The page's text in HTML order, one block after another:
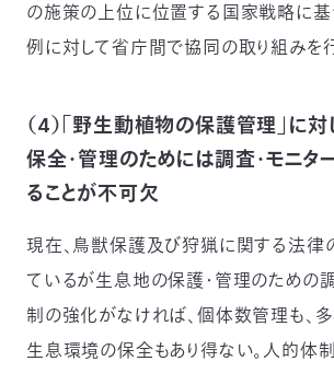
の施策の上位に位置する国家戦略に基
例に対して省庁間で協同の取り組みを行
（4）「野生動植物の保護管理」に対
保全・管理のためには調査・モニタ
ることが不可欠
現在、鳥獣保護及び狩猟に関する法律
ているが生息地の保護・管理のための
制の強化がなければ、個体数管理も、
生息環境の保全もあり得ない。人的体